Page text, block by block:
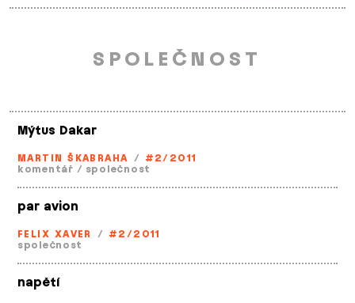
SPOLEČNOST
Mýtus Dakar
MARTIN ŠKABRAHA / #2/2011
komentář / společnost
par avion
FELIX XAVER / #2/2011
společnost
napětí